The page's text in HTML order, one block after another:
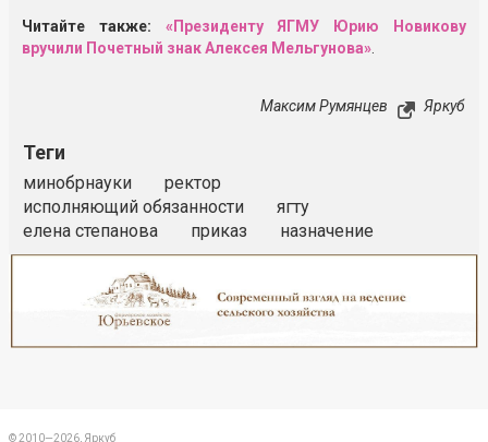
Читайте также:
«Президенту ЯГМУ Юрию Новикову
вручили Почетный знак Алексея Мельгунова»
Максим Румянцев Яркуб
Теги
минобрнауки
ректор
исполняющий обязанности
ягту
елена степанова
приказ назначение
© 2010—2026, Яркуб